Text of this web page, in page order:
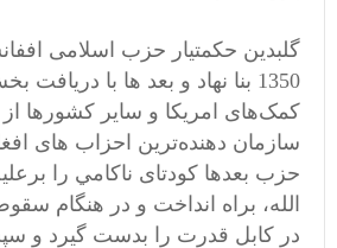
گلبدين حكمتيار حزب اسلامی
1350 بنا نهاد و بعد ها با دریافت
کمک‌های امریکا و سایر کشور‌ها از
سازمان دهنده‌ترین احزاب های
حزب بعدها کودتای ناکامي را
الله، براه انداخت و در هنگام
در کابل قدرت را بدست گیرد و